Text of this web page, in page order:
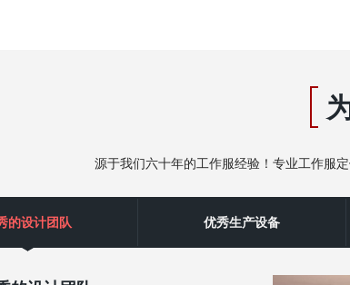
源于我们六十年的工作服经验！专业工作服
的设计团队 ‌优秀‌生产设备